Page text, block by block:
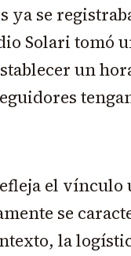
ya se
Solari tomó
un
el
se
la